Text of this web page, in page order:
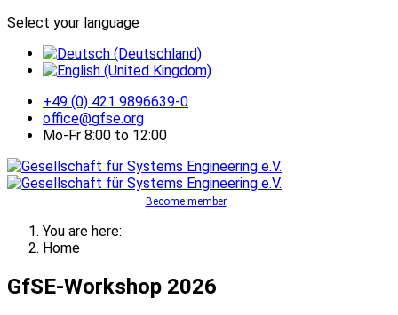
Select your language
+49 (0) 421 9896639-0
office@gfse.org
Mo-Fr 8:00 to 12:00
Become member
You are here:
Home
GfSE-Workshop 2026